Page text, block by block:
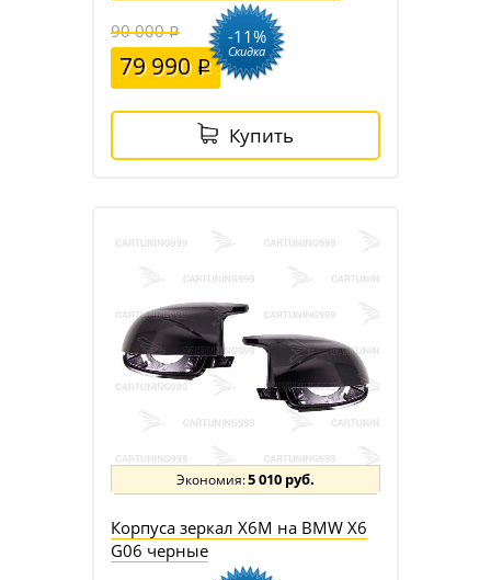
90 000
79 990
-11%
Скидка
Купить
5 010 руб.
Корпуса зеркал X6M на BMW X6
G06 черные